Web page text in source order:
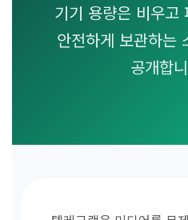
기기 용량은 비우고
안전하게 보관하는
공개합